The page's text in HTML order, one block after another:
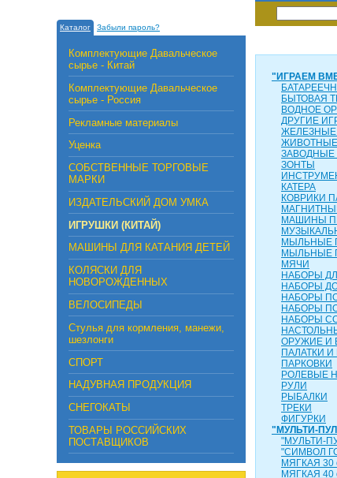
Каталог Забыли пароль?
Комплектующие Давальческое
сырье - Китай
Комплектующие Давальческое
сырье - Россия
Рекламные материалы
Уценка
СОБСТВЕННЫЕ ТОРГОВЫЕ
МАРКИ
ИЗДАТЕЛЬСКИЙ ДОМ УМКА
ИГРУШКИ (КИТАЙ)
МАШИНЫ ДЛЯ КАТАНИЯ ДЕТЕЙ
КОЛЯСКИ ДЛЯ
НОВОРОЖДЕННЫХ
ВЕЛОСИПЕДЫ
Стулья для кормления, манежи,
шезлонги
СПОРТ
НАДУВНАЯ ПРОДУКЦИЯ
СНЕГОКАТЫ
ТОВАРЫ РОССИЙСКИХ
ПОСТАВЩИКОВ
"ИГРАЕМ
БЫТОВАЯ
ВОДНОЕ
ДРУГИЕ
ЖЕЛЕЗНЫЕ
ЖИВОТНЫЕ
ЗАВОДНЫЕ
ЗОНТЫ
КАТЕРА
КОВРИКИ
МАШИНЫ
МЫЛЬНЫЕ
МЫЛЬНЫЕ
МЯЧИ
НАБОРЫ
НАБОРЫ
НАБОРЫ
НАБОРЫ
НАБОРЫ
ОРУЖИЕ И
ПАЛАТКИ
ПАРКОВКИ
РОЛЕВЫЕ
РУЛИ
РЫБАЛКИ
ТРЕКИ
ФИГУРКИ
"МУЛЬТИ-
"МУЛЬТИ-
"СИМВОЛ
МЯГКАЯ 30
МЯГКАЯ 40